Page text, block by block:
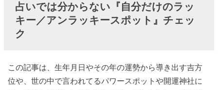
だけのラッキ
ー／アンラッ
› 自分だけのラ
ッキー／アン
占いでは分からない『自分だけのラッ
キー／アンラッキースポット』チェッ
ク
この記事は、生年月日やその年の運勢から導き出す吉方
位や、世の中で言われてるパワースポットや開運神社に